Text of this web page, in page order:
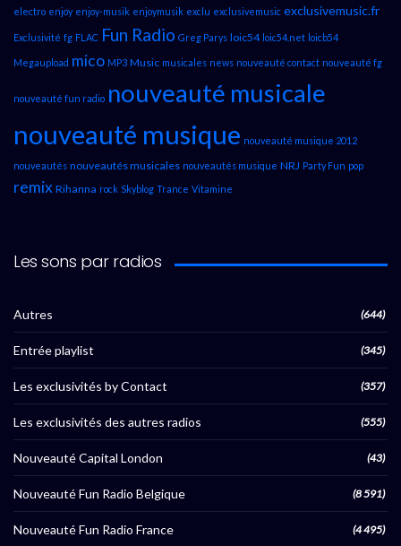
electro enjoy enjoy-musik enjoymusik exclu exclusivemusic exclusivemusic.fr
Exclusivité fg FLAC Fun Radio Greg Parys loic54 loic54.net loicb54
Megaupload mico MP3 Music musicales news nouveauté contact nouveauté fg
nouveauté fun radio nouveauté musicale
nouveauté musique nouveauté musique 2012
nouveautés nouveautés musicales nouveautés musique NRJ Party Fun pop
remix Rihanna rock Skyblog Trance Vitamine
Les sons par radios
Autres (644)
Entrée playlist (345)
Les exclusivités by Contact (357)
Les exclusivités des autres radios (555)
Nouveauté Capital London (43)
Nouveauté Fun Radio Belgique (8 591)
Nouveauté Fun Radio France (4 495)